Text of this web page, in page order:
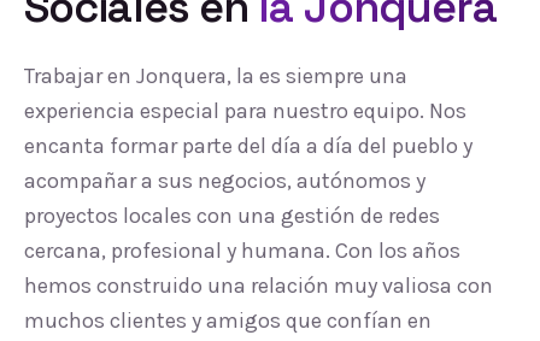
Trabajar en Jonquera, la es siempre una
experiencia especial para nuestro equipo. Nos
encanta formar parte del día a día del pueblo y
acompañar a sus negocios, autónomos y
proyectos locales con una gestión de redes
cercana, profesional y humana. Con los años
hemos construido una relación muy valiosa con
muchos clientes y amigos que confían en